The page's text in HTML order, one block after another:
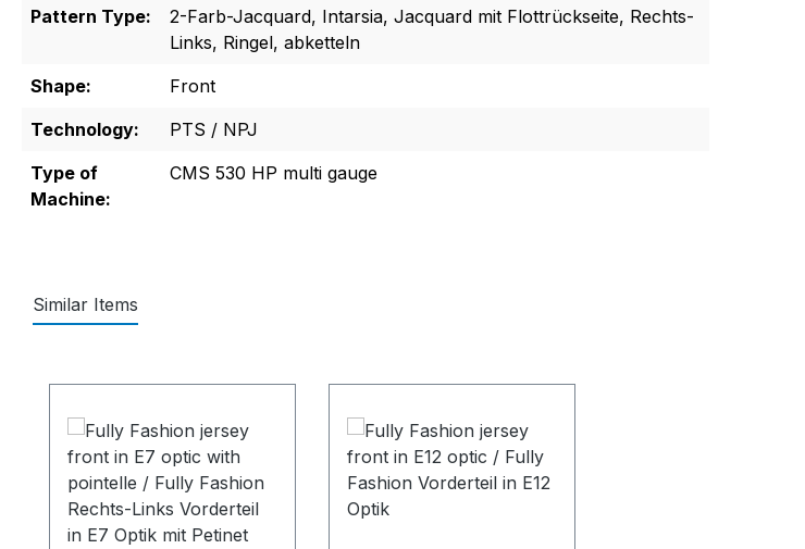
Pattern Type:
2-Farb-Jacquard, Intarsia, Jacquard mit Flottrückseite, Rechts-
Links, Ringel, abketteln
Shape:
Front
Technology:
PTS / NPJ
Type of
Machine:
CMS 530 HP multi gauge
Similar Items